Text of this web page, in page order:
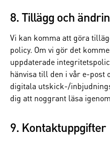
8. Tillägg och
Vi kan komma att göra
policy. Om vi gör det
uppdaterade
hänvisa till den i vår e-post
digitala utskick-/
dig att noggrant läsa
9. Kontaktuppgifter